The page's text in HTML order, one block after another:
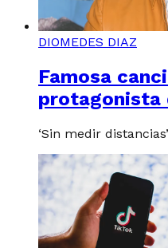
DIOMEDES DIAZ
Famosa
protagonista
‘Sin medir